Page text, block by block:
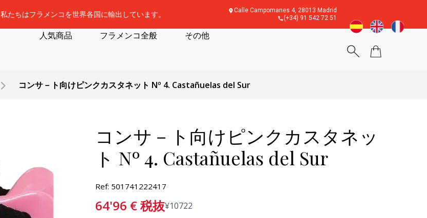
私たちはフラメンコを世界各国に輸出しています。
Calle Campomanes 4, 28013 Madrid
(+34) 91 542 72 51
人気商品 フラメンコ全般 その他
コンサ－ト向けピンクカスタネット Nº 4. Castañuelas del Sur
コンサ－ト向けピンクカスタネッ
ト Nº 4. Castañuelas del Sur
Ref: 501741222417
64'96 €税抜¥10722